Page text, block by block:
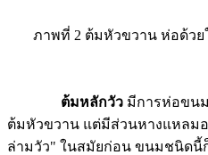
ภาพที่ 2 ต้มหัวขวาน ห่อด้ว
ต้มหลักวัว มีการห่อขนม
ต้มหัวขวาน แต่มีส่วนหางแหลม
ล่ามวัว" ในสมัยก่อน ขนมชนิด